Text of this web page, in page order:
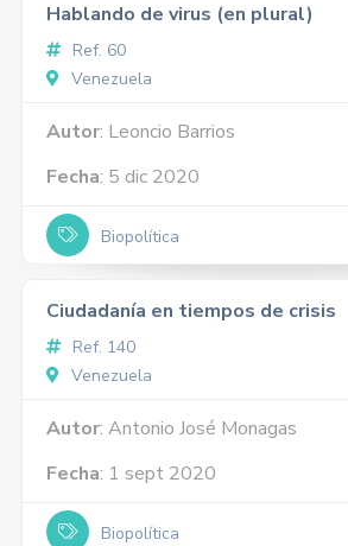
Hablando de virus (en plural)
Ref. 60
Venezuela
Autor: Leoncio Barrios
Fecha: 5 dic 2020
Biopolítica
Ciudadanía en tiempos de crisis
Ref. 140
Venezuela
Autor: Antonio José Monagas
Fecha: 1 sept 2020
Biopolítica